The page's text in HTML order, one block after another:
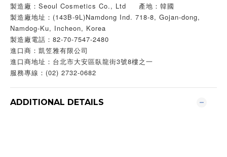
製造廠：Seoul Cosmetics Co., Ltd 產地：韓國
製造廠地址：(143B-9L)Namdong Ind. 718-8, Gojan-dong,
Namdog-Ku, Incheon, Korea
製造廠電話：82-70-7547-2480
進口商：凱笠雅有限公司
進口商地址：台北市大安區臥龍街3號8樓之一
服務專線：(02) 2732-0682
ADDITIONAL DETAILS